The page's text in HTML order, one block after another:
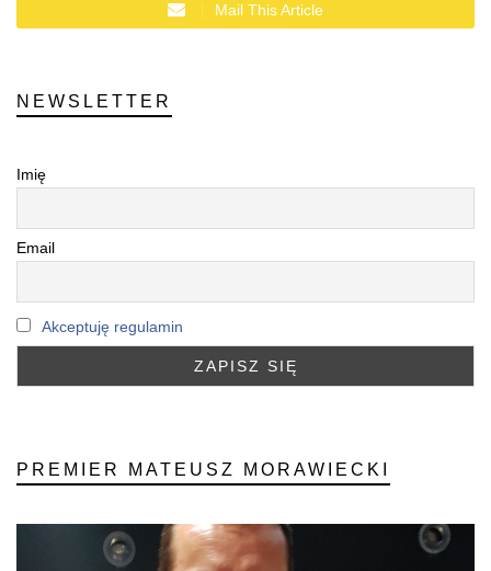
Mail This Article
NEWSLETTER
Imię
Email
Akceptuję regulamin
PREMIER MATEUSZ MORAWIECKI